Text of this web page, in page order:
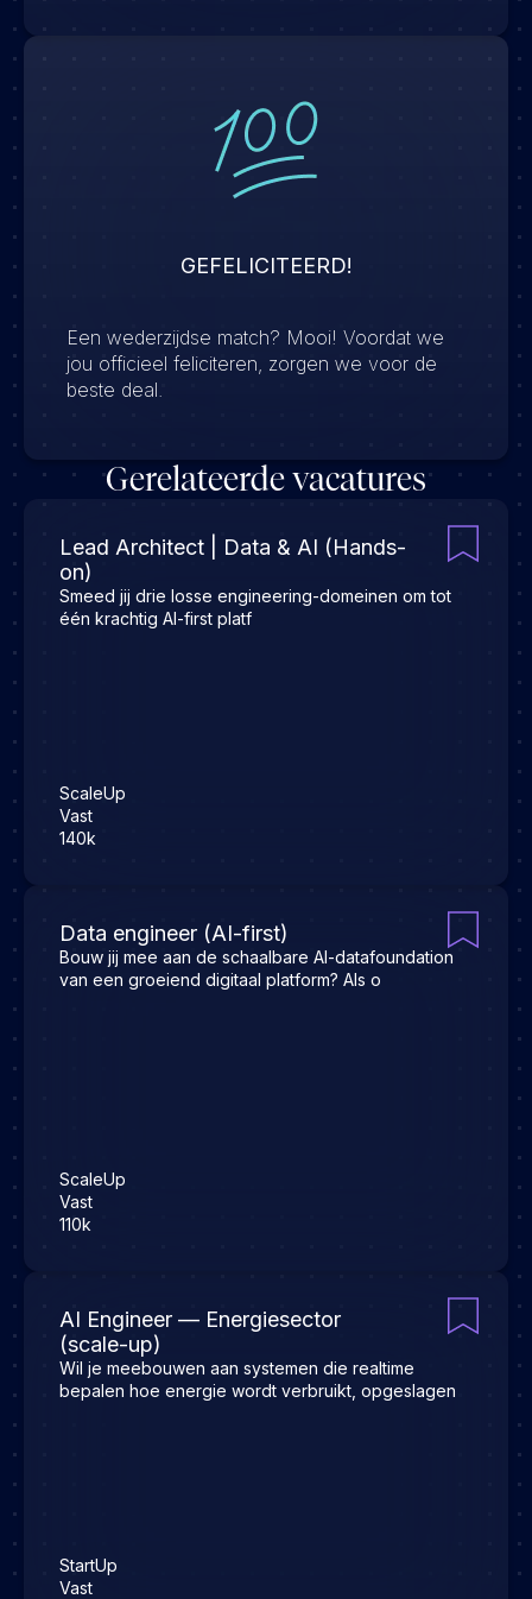
GEFELICITEERD!
Een wederzijdse match? Mooi! Voordat we
jou officieel feliciteren, zorgen we voor de
beste deal.
Gerelateerde vacatures
Lead Architect | Data & AI (Hands-
on)
Smeed jij drie losse engineering-domeinen om tot
één krachtig AI-first platf
ScaleUp
Vast
140k
Data engineer (AI-first)
Bouw jij mee aan de schaalbare AI-datafoundation
van een groeiend digitaal platform? Als o
ScaleUp
Vast
110k
AI Engineer — Energiesector
(scale-up)
Wil je meebouwen aan systemen die realtime
bepalen hoe energie wordt verbruikt, opgeslagen
StartUp
Vast